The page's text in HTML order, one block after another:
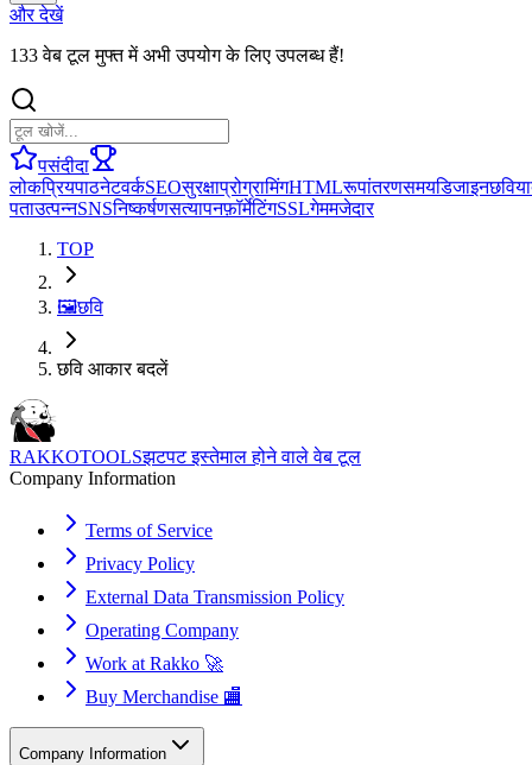
और देखें
133 वेब टूल मुफ्त में अभी उपयोग के लिए उपलब्ध हैं!
पसंदीदा
लोकप्रियपाठनेटवर्कSEOसुरक्षाप्रोग्रामिंगHTMLरूपांतरणसमयडिजाइनछवि
पताउत्पन्नSNSनिष्कर्षणसत्यापनफ़ॉर्मेटिंगSSLगेममजेदार
TOP
🖼️छवि
छवि आकार बदलें
RAKKOTOOLSझटपट इस्तेमाल होने वाले वेब टूल
Company Information
Terms of Service
Privacy Policy
External Data Transmission Policy
Operating Company
Work at Rakko 🚀
Buy Merchandise 🏬
Company Information